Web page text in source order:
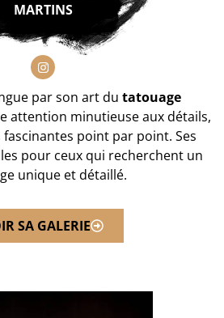
MARTINS
par son art du tatouage
attention minutieuse aux détails,
point par point. Ses
pour ceux qui recherchent un
unique et détaillé.
SA GALERIE